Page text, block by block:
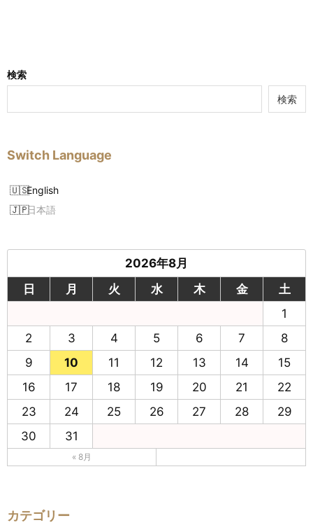
検索
検索
Switch Language
English
日本語
2026年8月
日
月 火 水 木 金
土
1
2
3 4 5 6 7
8
9
10 11 12 13 14
15
16
17 18 19 20 21
22
23
24 25 26 27 28
29
30
31
« 8月
カテゴリー